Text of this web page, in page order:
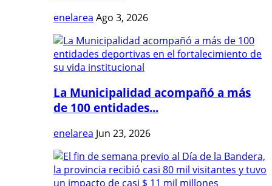
enelarea Ago 3, 2026
La Municipalidad acompañó a más
de 100 entidades...
enelarea Jun 23, 2026